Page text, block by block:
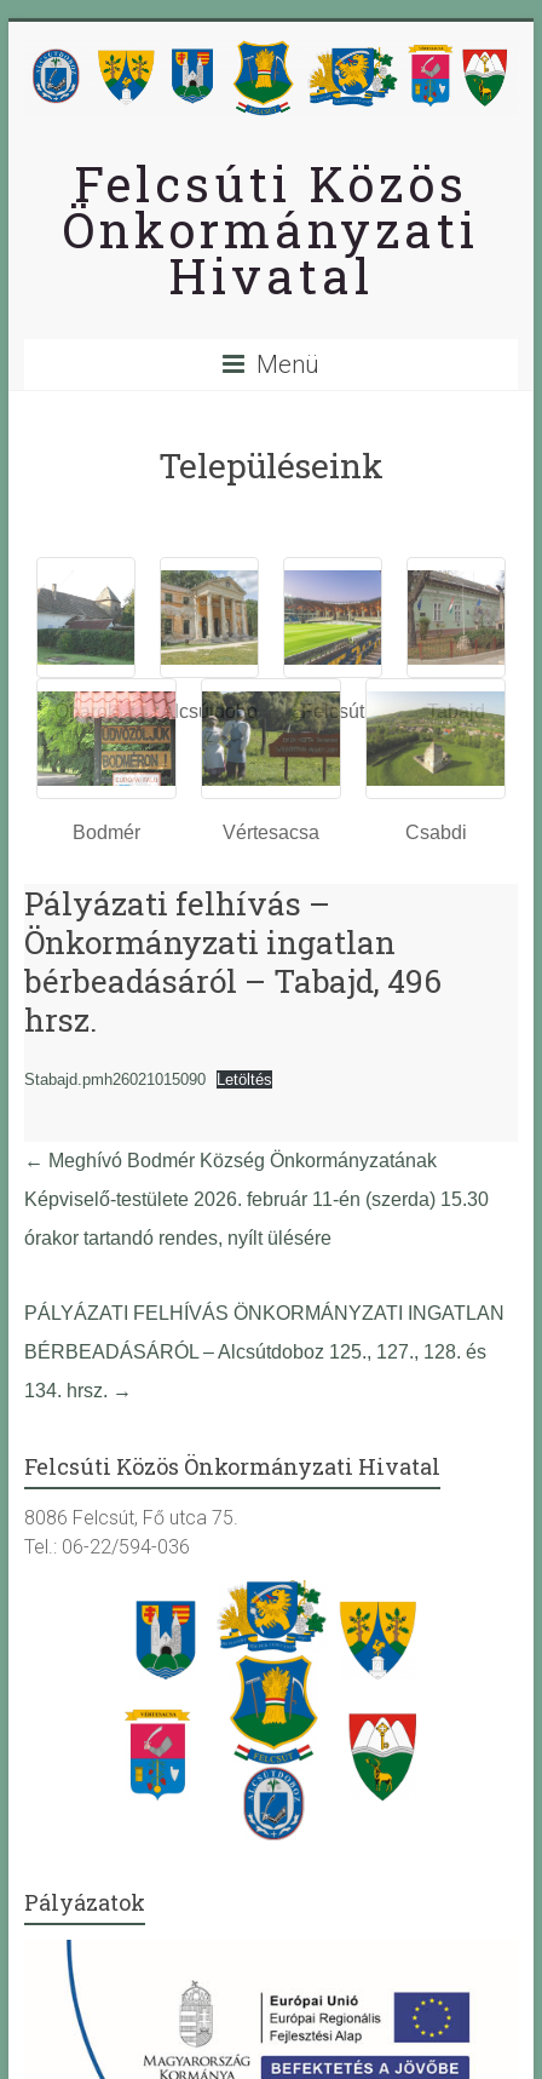
Felcsúti Közös
Önkormányzati
Hivatal
Menü
Településeink
Óbarok
Alcsútdobo
z
Felcsút Tabajd
Bodmér Vértesacsa Csabdi
Pályázati felhívás –
Önkormányzati ingatlan
bérbeadásáról – Tabajd, 496
hrsz.
Stabajd.pmh26021015090 Letöltés
← Meghívó Bodmér Község Önkormányzatának
Képviselő-testülete 2026. február 11-én (szerda) 15.30
órakor tartandó rendes, nyílt ülésére
PÁLYÁZATI FELHÍVÁS ÖNKORMÁNYZATI INGATLAN
BÉRBEADÁSÁRÓL – Alcsútdoboz 125., 127., 128. és
134. hrsz. →
Felcsúti Közös Önkormányzati Hivatal
8086 Felcsút, Fő utca 75.
Tel.: 06-22/594-036
Pályázatok